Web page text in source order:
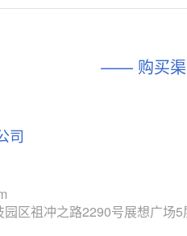
相似度 44%
TPW3221 (思瑞浦-
—— 购买
司
区祖冲之路2290号展想广场5